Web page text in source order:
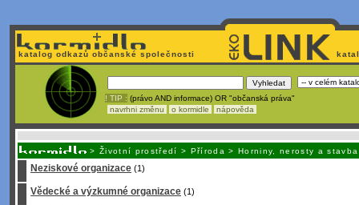
katalog odkazů občanské společnosti
! TIP : (právo AND informace) OR "občanská práva"
navrhni změnu
o kormidle nápověda
> Životní prostředí > Příroda >Horniny, nerosty a stavba
Neziskové organizace (1)
Vědecké a výzkumné organizace (1)